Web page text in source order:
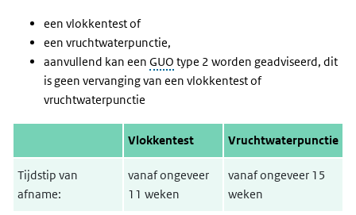
een vlokkentest of
een vruchtwaterpunctie,
aanvullend kan een GUO type 2 worden geadviseerd, dit
is geen vervanging van een vlokkentest of
vruchtwaterpunctie
Vlokkentest Vruchtwaterpunctie
Tijdstip van
afname:
vanaf ongeveer
11 weken
vanaf ongeveer 15
weken